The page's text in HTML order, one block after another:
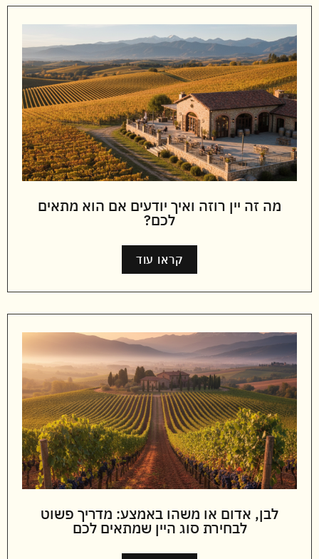
מה זה יין רוזה ואיך יודעים אם הוא מתאים
לכם?
קראו עוד
לבן, אדום או משהו באמצע: מדריך פשוט
לבחירת סוג היין שמתאים לכם